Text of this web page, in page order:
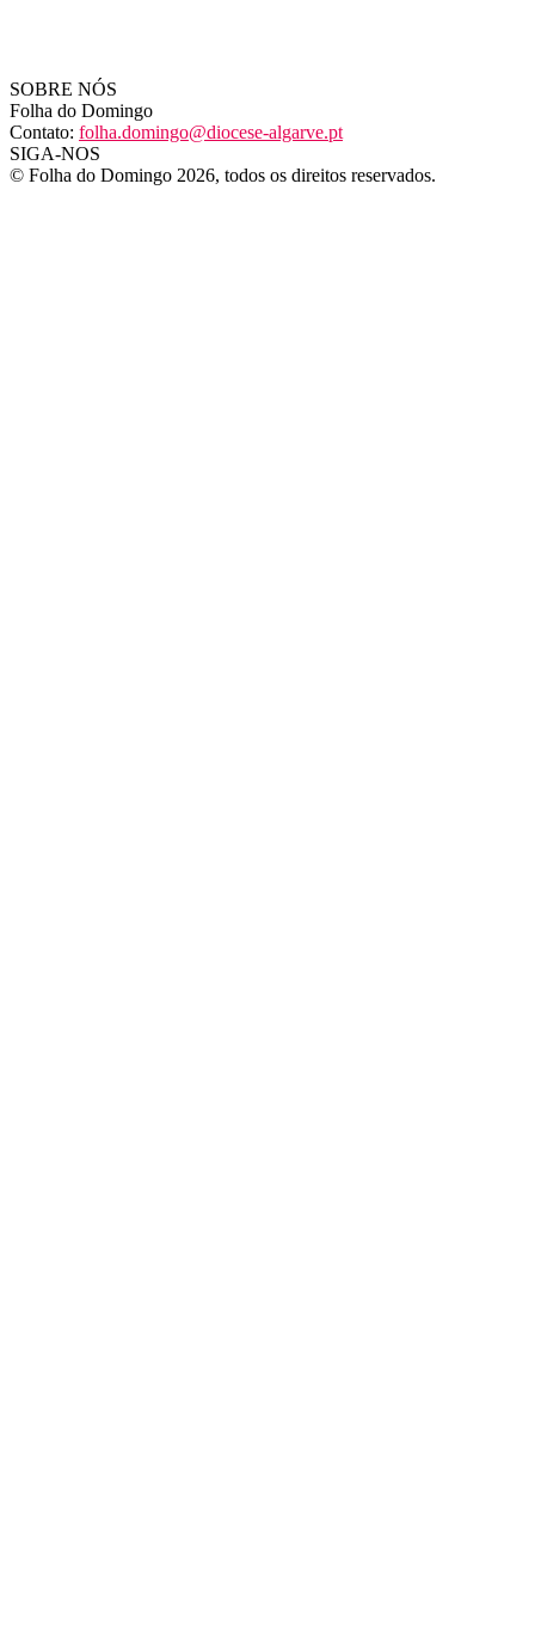
SOBRE NÓS
Folha do Domingo
Contato: folha.domingo@diocese-algarve.pt
SIGA-NOS
© Folha do Domingo 2026, todos os direitos reservados.